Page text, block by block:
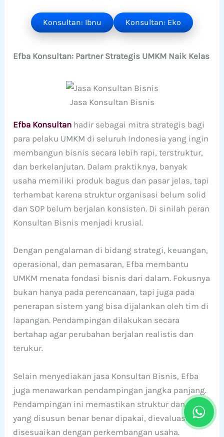
Konsultan: Ibnu Konsultan: Eko
Efba Konsultan: Partner Strategis UMKM Naik Kelas
Jasa Konsultan Bisnis
Efba Konsultan hadir sebagai mitra strategis bagi
para pelaku UMKM di seluruh Indonesia yang ingin
membangun bisnis secara lebih rapi, terstruktur,
dan berkelanjutan. Dalam praktiknya, banyak
usaha memiliki produk bagus dan pasar jelas, tapi
terhambat karena struktur organisasi belum solid
dan SOP belum berjalan konsisten. Di sinilah peran
Konsultan Bisnis menjadi krusial.
Dengan pengalaman di bidang strategi, keuangan,
operasional, dan pemasaran, Efba membantu
UMKM menata fondasi bisnis dari dalam. Fokusnya
bukan hanya pada perencanaan, tapi juga pada
penerapan sistem yang bisa dijalankan oleh tim di
lapangan. Pendampingan dilakukan secara
bertahap agar perubahan berjalan realistis dan
terukur.
Selain menyediakan jasa Konsultan Bisnis, Efba
juga menawarkan pendampingan jangka panjang.
Pendampingan ini memastikan struktur dan SOP
yang disusun benar benar dipakai, dievaluasi, dan
disesuaikan dengan perkembangan usaha.